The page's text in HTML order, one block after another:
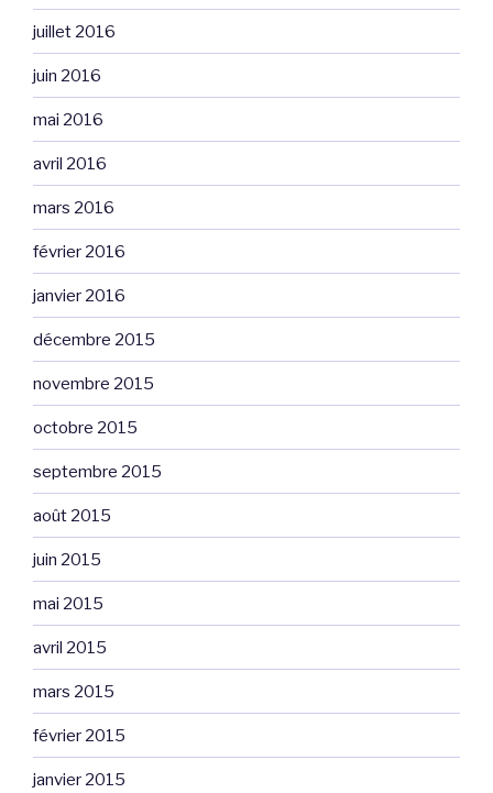
juillet 2016
juin 2016
mai 2016
avril 2016
mars 2016
février 2016
janvier 2016
décembre 2015
novembre 2015
octobre 2015
septembre 2015
août 2015
juin 2015
mai 2015
avril 2015
mars 2015
février 2015
janvier 2015